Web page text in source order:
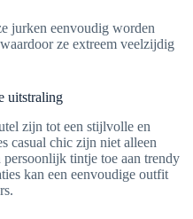
jurken eenvoudig worden
ze extreem veelzijdig
uitstraling
zijn tot een stijlvolle en
casual chic zijn niet alleen
tintje toe aan trendy
kan een eenvoudige outfit